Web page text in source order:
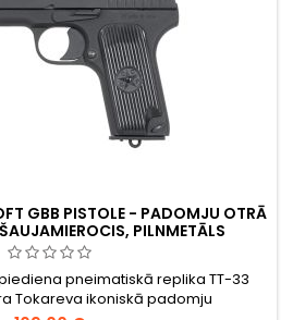
GBB PISTOLE - PADOMJU OTRĀ
PILNMETĀLS
pneimatiskā replika TT-33
Tokareva ikoniskā padomju